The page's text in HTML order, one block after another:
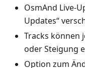
OsmAnd Live-
Updates“
Tracks können
oder Steigung
Option zum